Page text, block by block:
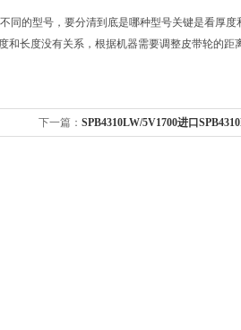
同的型号，要分清到底是哪种型号关键是看厚
长度没有关系，根据机器需要调整皮带轮的距
下一篇： SPB4310LW/5V1700进口